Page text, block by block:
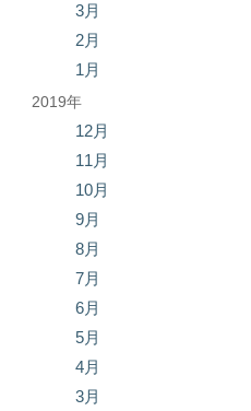
3月
2月
1月
2019年
12月
11月
10月
9月
8月
7月
6月
5月
4月
3月